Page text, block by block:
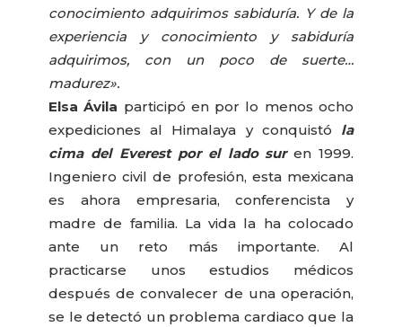
conocimiento adquirimos sabiduría. Y de la
experiencia y conocimiento y sabiduría
adquirimos, con un poco de suerte…
madurez».
Elsa Ávila participó en por lo menos ocho
expediciones al Himalaya y conquistó la
cima del Everest por el lado suren 1999.
Ingeniero civil de profesión, esta mexicana
es ahora empresaria, conferencista y
madre de familia. La vida la ha colocado
ante un reto más importante. Al
practicarse unos estudios médicos
después de convalecer de una operación,
se le detectó un problema cardiaco que la